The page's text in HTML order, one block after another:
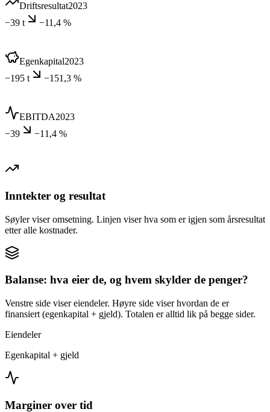
Driftsresultat2023
−39 t
−11,4 %
Egenkapital2023
−195 t
−151,3 %
EBITDA2023
−39
−11,4 %
Inntekter og resultat
Søyler viser omsetning. Linjen viser hva som er igjen som årsresultat
etter alle kostnader.
Balanse: hva eier de, og hvem skylder de penger?
Venstre side viser eiendeler. Høyre side viser hvordan de er
finansiert (egenkapital + gjeld). Totalen er alltid lik på begge sider.
Eiendeler
Egenkapital + gjeld
Marginer over tid